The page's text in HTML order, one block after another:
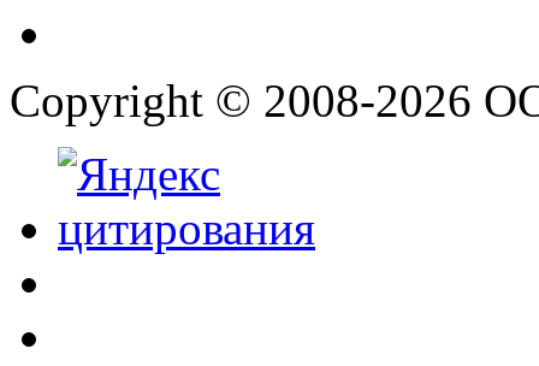
Copyright © 2008-2026